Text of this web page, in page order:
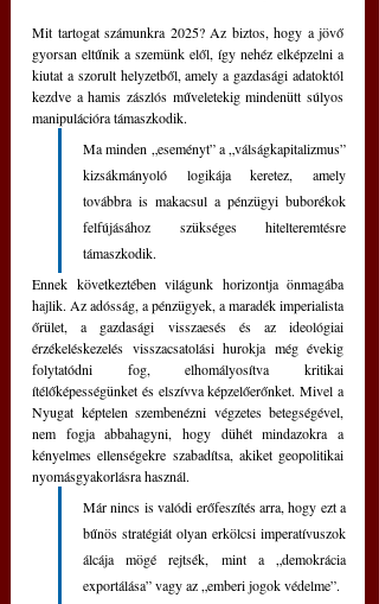
Mit tartogat számunkra 2025? Az biztos, hogy a jövő
gyorsan eltűnik a szemünk elől, így nehéz elképzelni a
kiutat a szorult helyzetből, amely a gazdasági adatoktól
kezdve a hamis zászlós műveletekig mindenütt súlyos
manipulációra támaszkodik.
Ma minden „eseményt” a „válságkapitalizmus”
kizsákmányoló logikája keretez, amely
továbbra is makacsul a pénzügyi buborékok
felfújásához szükséges hitelteremtésre
támaszkodik.
Ennek következtében világunk horizontja önmagába
hajlik. Az adósság, a pénzügyek, a maradék imperialista
őrület, a gazdasági visszaesés és az ideológiai
érzékeléskezelés visszacsatolási hurokja még évekig
folytatódni fog, elhomályosítva kritikai
ítélőképességünket és elszívva képzelőerőnket. Mivel a
Nyugat képtelen szembenézni végzetes betegségével,
nem fogja abbahagyni, hogy dühét mindazokra a
kényelmes ellenségekre szabadítsa, akiket geopolitikai
nyomásgyakorlásra használ.
Már nincs is valódi erőfeszítés arra, hogy ezt a
bűnös stratégiát olyan erkölcsi imperatívuszok
álcája mögé rejtsék, mint a „demokrácia
exportálása” vagy az „emberi jogok védelme”.